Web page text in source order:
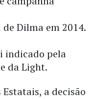
Dilma em 2014.
indicado pela
da Light.
a decisão